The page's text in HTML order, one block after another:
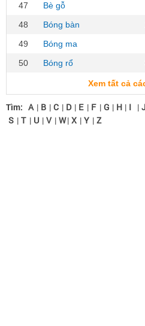
47
Bè gỗ
48
Bóng bàn
49
Bóng ma
50
Bóng rổ
Xem tất cả
Tìm: A | B | C | D | E | F | G | H | I |
S | T | U | V | W| X | Y | Z